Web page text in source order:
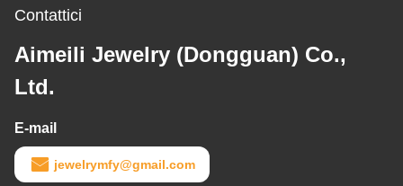
Contattici
Aimeili Jewelry (Dongguan) Co.,
Ltd.
E-mail
jewelrymfy@gmail.com